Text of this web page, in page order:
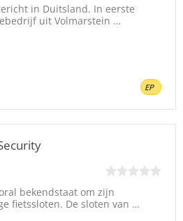
EP
in Duitsland. In eerste
uit Volmarstein …
bekendstaat om zijn
fietssloten. De sloten van …